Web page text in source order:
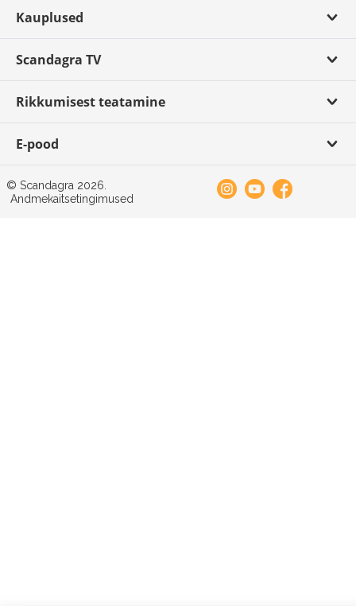
Kauplused
Scandagra TV
Rikkumisest teatamine
E-pood
© Scandagra 2026.
Andmekaitsetingimused